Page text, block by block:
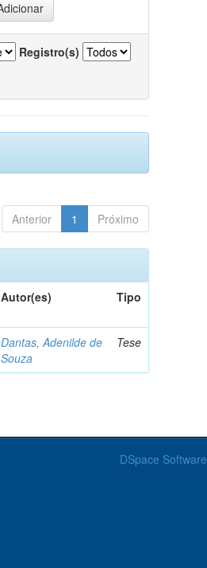
Registro(s)
Anterior 1 Próximo
Autor(es) Tipo
Dantas, Adenilde de
Souza
Tese
DSpace Software